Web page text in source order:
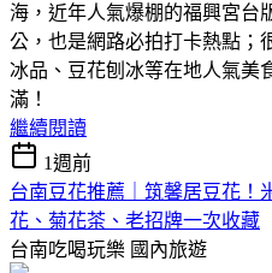
海，近年人氣爆棚的福興宮台
公，也是網路必拍打卡熱點；
冰品、豆花刨冰等在地人氣美
滿！
繼續閱讀
1週前
台南豆花推薦｜筑馨居豆花！
花、菊花茶、老招牌一次收藏
台南吃喝玩樂 國內旅遊